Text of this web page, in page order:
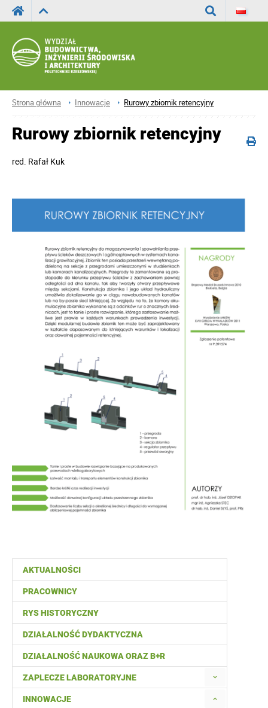
Strona główna Innowacje Rurowy zbiornik retencyjny
AKTUALNOŚCI
PRACOWNICY
RYS HISTORYCZNY
DZIAŁALNOŚĆ DYDAKTYCZNA
DZIAŁALNOŚĆ NAUKOWA ORAZ B+R
ZAPLECZE LABORATORYJNE
INNOWACJE
Rurowy zbiornik retencyjny
red. Rafał Kuk